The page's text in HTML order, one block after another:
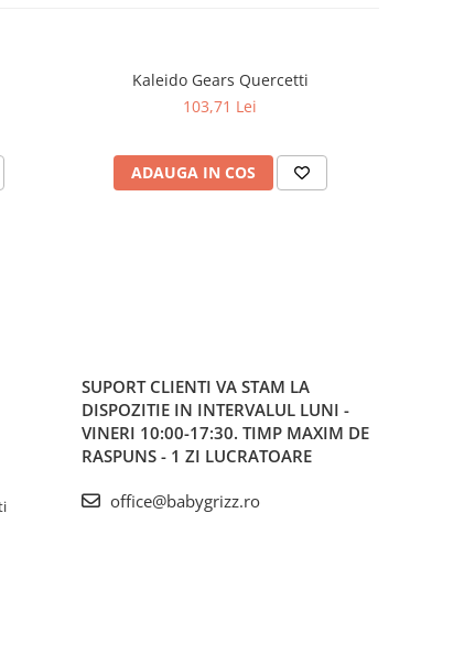
Kaleido Gears Quercetti
103,71 Lei
ADAUGA IN COS
SUPORT CLIENTI VA STAM LA
DISPOZITIE IN INTERVALUL LUNI -
VINERI 10:00-17:30. TIMP MAXIM DE
RASPUNS - 1 ZI LUCRATOARE
office@babygrizz.ro